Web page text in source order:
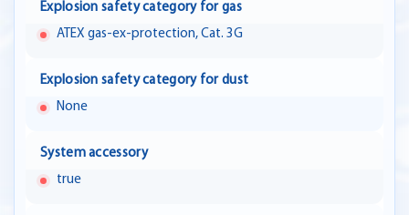
Explosion safety category for gas
ATEX gas-ex-protection, Cat. 3G
Explosion safety category for dust
None
System accessory
true